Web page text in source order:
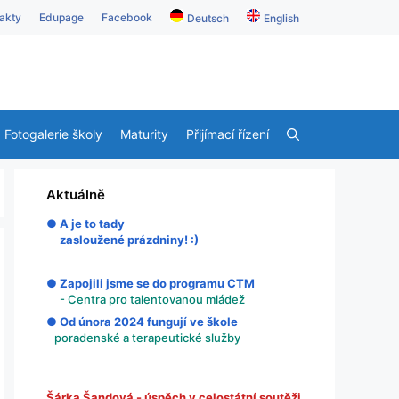
Edupage Facebook Deutsch English
Fotogalerie školy Maturity Přijímací řízení
Aktuálně
● A je to tady
zasloužené prázdniny! :)
● Zapojili jsme se do programu CTM
- Centra pro talentovanou mládež
● Od února 2024 fungují ve škole
poradenské a terapeutické služby